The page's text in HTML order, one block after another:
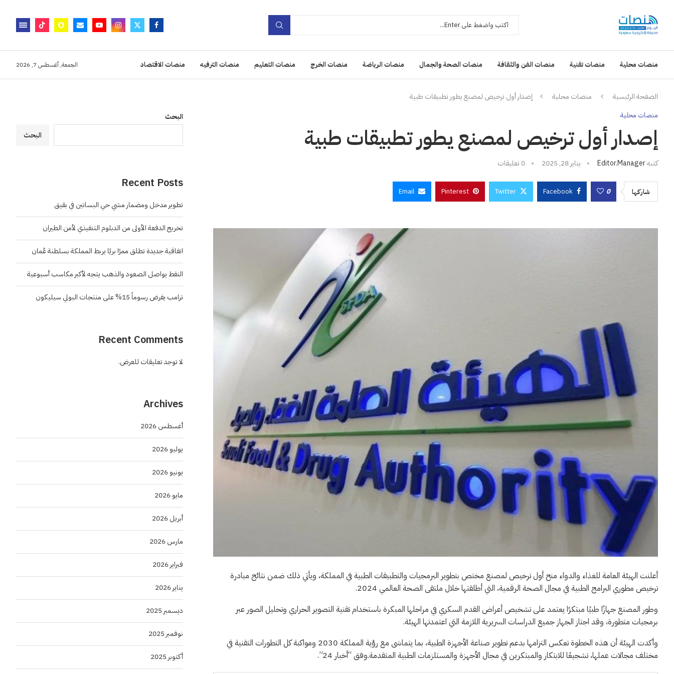
منصات محلية منصات تقنية منصات الفن والثقافة منصات الصحة والجمال منصات الرياضة منصات الخرج منصات التعليم منصات الترفيه منصات الاقتصاد الجمعة, أغسطس 7, 2026
الصفحة الرئيسية منصات محلية إصدار أول ترخيص لمصنع يطور تطبيقات طبية
منصات محلية
إصدار أول ترخيص لمصنع يطور تطبيقات طبية
كتبهEditor.manager يناير 28, 2025 0 تعليقات
شاركها 0
Facebook
Twitter
Pinterest
Email
أعلنت الهيئة العامة للغذاء والدواء منح أول ترخيص لمصنع مختص بتطوير البرمجيات والتطبيقات الطبية في المملكة، ويأتي ذلك ضمن نتائج مبادرة
ترخيص مطوري البرامج الطبية في مجال الصحة الرقمية، التي أطلقتها خلال ملتقى الصحة العالمي 2024.
وطور المصنع جهازًا طبيًا مبتكرًا يعتمد على تشخيص أعراض القدم السكري في مراحلها المبكرة باستخدام تقنية التصوير الحراري وتحليل الصور عبر
برمجيات متطورة، وقد اجتاز الجهاز جميع الدراسات السريرية اللازمة التي اعتمدتها الهيئة.
وأكدت الهيئة أن هذه الخطوة تعكس التزامها بدعم تطوير صناعة الأجهزة الطبية، بما يتماشى مع رؤية المملكة 2030 ومواكبة كل التطورات التقنية في
مختلف مجالات عملها، تشجيعًا للابتكار والمبتكرين في مجال الأجهزة والمستلزمات الطبية المتقدمة.وفق “أخبار 24”.
البحث
البحث
Recent Posts
تطوير مدخل ومضمار مشي حي البساتين في بقيق
تخريج الدفعة الأولى من الدبلوم التنفيذي لأمن الطيران
اتفاقية جديدة تطلق ممرًا بريًا يربط المملكة بسلطنة عُمان
النفط يواصل الصعود والذهب يتجه لأكبر مكاسب أسبوعية
ترامب يفرض رسوماً 15% على منتجات البولي سيليكون
Recent Comments
لا توجد تعليقات للعرض.
Archives
أغسطس 2026
يوليو 2026
يونيو 2026
مايو 2026
أبريل 2026
مارس 2026
فبراير 2026
يناير 2026
ديسمبر 2025
نوفمبر 2025
أكتوبر 2025